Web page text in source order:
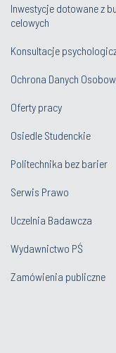
Inwestycje dotowane z
celowych
Konsultacje
Ochrona Danych
Oferty pracy
Osiedle Studenckie
Politechnika bez barier
Serwis Prawo
Uczelnia Badawcza
Wydawnictwo PŚ
Zamówienia publiczne